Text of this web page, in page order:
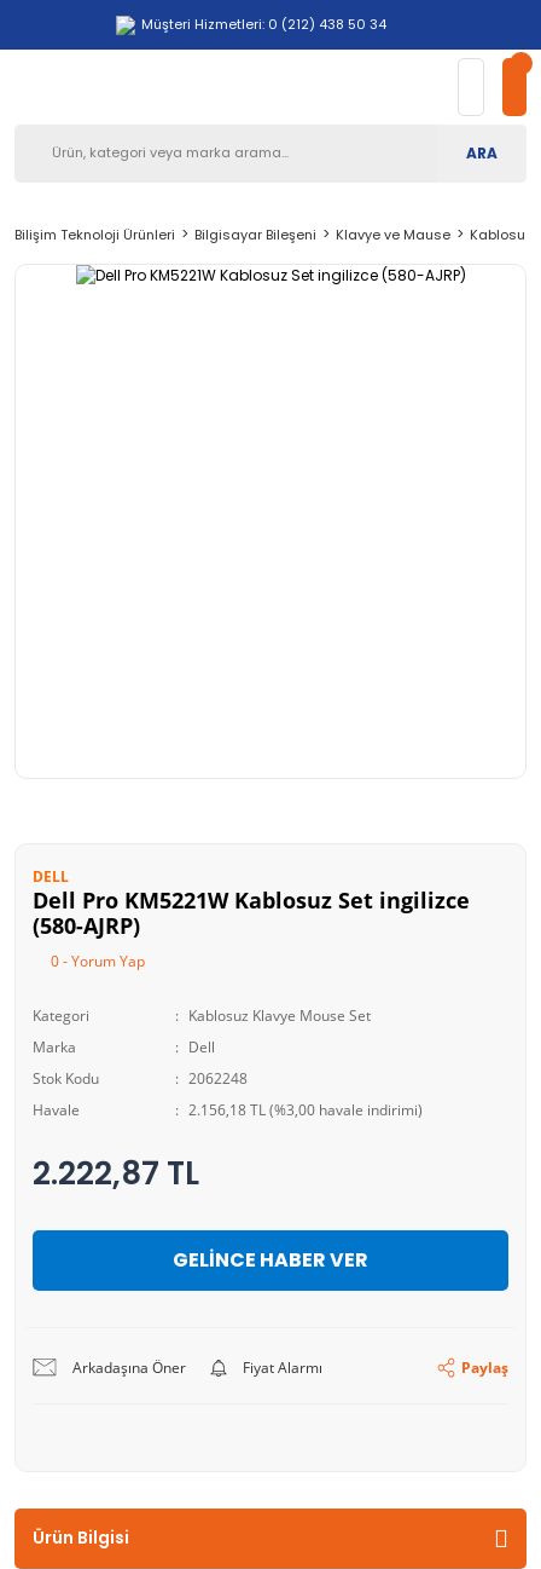
Müşteri Hizmetleri: 0 (212) 438 50 34
ARA
Bilişim Teknoloji Ürünleri Bilgisayar Bileşeni Klavye ve Mause Kablosuz
DELL
Dell Pro KM5221W Kablosuz Set ingilizce
(580-AJRP)
0 - Yorum Yap
Kategori
Kablosuz Klavye Mouse Set
Marka
Dell
Stok Kodu
2062248
Havale
2.156,18 TL (%3,00 havale indirimi)
2.222,87 TL
GELİNCE HABER VER
Arkadaşına Öner Fiyat Alarmı Paylaş
Ürün Bilgisi